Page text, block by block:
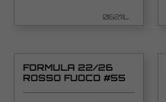
0621IL
FORMULA 22/26
ROSSO FUOCO #55